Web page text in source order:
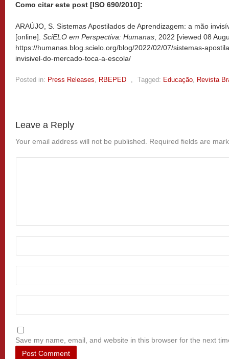
Como citar este post [ISO 690/2010]:
ARAÚJO, S. Sistemas Apostilados de Aprendizagem: a mão
[online]. SciELO em Perspectiva: Humanas, 2022 [viewed 08
https://humanas.blog.scielo.org/blog/2022/02/07/sistemas-
invisivel-do-mercado-toca-a-escola/
Posted in: Press Releases, RBEPED , Tagged: Educação, Revista
Leave a Reply
Your email address will not be published. Required fields are
Save my name, email, and website in this browser for the next